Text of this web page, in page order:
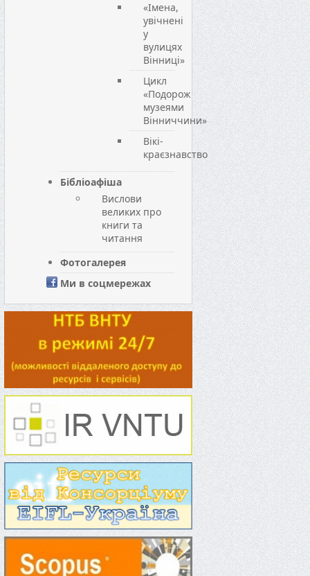
«Імена,
увічнені
у
вулицях
Вінниці»
Цикл
«Подорож
музеями
Вінниччини»
Вікі-
краєзнавство
Бібліоафіша
Вислови
великих про
книги та
читання
Фотогалерея
Ми в соцмережах